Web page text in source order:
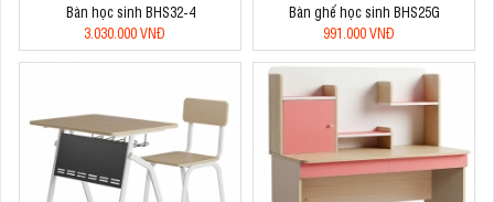
Bàn học sinh BHS32-4
3.030.000 VNĐ
Bàn ghế học sinh BHS25G
991.000 VNĐ